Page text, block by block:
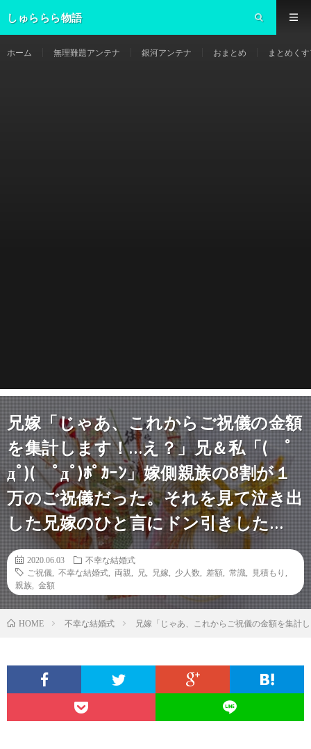
しゅららら物語
ホーム 無理難題アンテナ 銀河アンテナ おまとめ まとめく
兄嫁「じゃあ、これからご祝儀の金額
を集計します！…え？」兄＆私「( ﾟ
дﾟ)( ﾟдﾟ)ﾎﾟｶｰﾝ」嫁側親族の8割が１
万のご祝儀だった。それを見て泣き出
した兄嫁のひと言にドン引きした…
2020.06.03
不幸な結婚式
ご祝儀
不幸な結婚式 両親 兄 兄嫁 少人数 差額 常識 見積もり
親族
金額
HOME 不幸な結婚式 兄嫁「じゃあ、これからご祝儀の金額を集